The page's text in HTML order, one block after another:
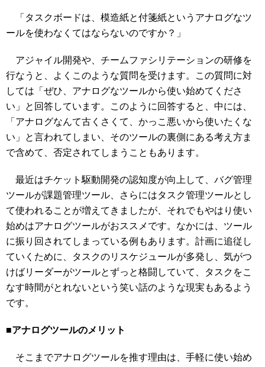
「タスクボードは、模造紙と付箋紙というアナログなツ
ールを使わなくてはならないのですか？」
アジャイル開発や、チームファシリテーションの研修を
行なうと、よくこのような質問を受けます。この質問に対
しては「ぜひ、アナログなツールから使い始めてくださ
い」と回答しています。このように回答すると、中には、
「アナログなんて古くさくて、かっこ悪いから使いたくな
い」と言われてしまい、そのツールの裏側にある考え方ま
で含めて、否定されてしまうこともあります。
最近はチケット駆動開発の認知度が向上して、バグ管理
ツールが課題管理ツール、さらにはタスク管理ツールとし
て使われることが増えてきましたが、それでもやはり使い
始めはアナログツールがおススメです。なかには、ツール
に振り回されてしまっている例もあります。計画に追従し
ていくために、タスクのリスケジュールが多発し、気がつ
けばリーダーがツールとずっと格闘していて、タスクをこ
なす時間がとれないという笑い話のような現実もあるよう
です。
■アナログツールのメリット
そこまでアナログツールを推す理由は、手軽に使い始め